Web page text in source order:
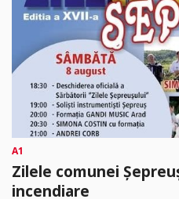
A1
Zilele comunei
incendiare